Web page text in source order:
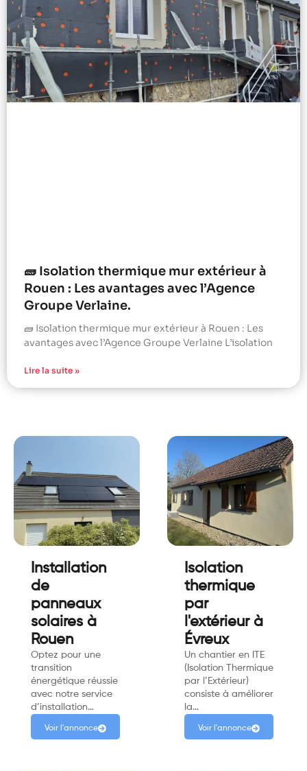
🧱 Isolation thermique mur extérieur à
Rouen : Les avantages avec l’Agence
Groupe Verlaine.
🧱 Isolation thermique mur extérieur à Rouen : Les
avantages avec l’Agence Groupe Verlaine L’isolation
Lire la suite »
Installation
de
panneaux
solaires à
Rouen
Optez pour une
transition
énergétique réussie
avec notre service
d’installation…
Voir l'annonce
Isolation
thermique
par
l'extérieur à
Évreux
Un chantier en ITE
(Isolation Thermique
par l’Extérieur)
consiste à améliorer
la…
Voir l'annonce